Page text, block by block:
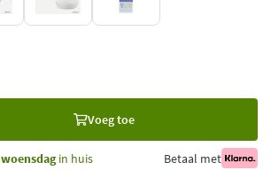
Voeg toe
woensdagin huis Betaal met